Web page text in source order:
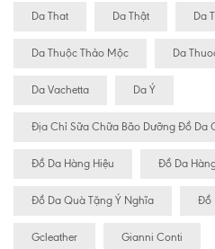
Da That Da Thật Da
Da Thuộc Thảo Mộc Da
Da Vachetta Da Ý
Địa Chỉ Sữa Chữa Bão Dưỡng Đồ Da
Đồ Da Hàng Hiệu Đồ Da
Đồ Da Quà Tặng Ý Nghĩa Đồ
Gcleather Gianni Conti